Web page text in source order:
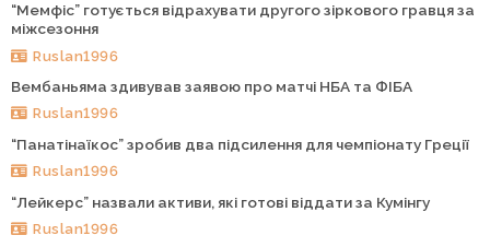
“Мемфіс” готується відрахувати другого зіркового гравця за
міжсезоння
Ruslan1996
Вембаньяма здивував заявою про матчі НБА та ФІБА
Ruslan1996
“Панатінаїкос” зробив два підсилення для чемпіонату Греції
Ruslan1996
“Лейкерс” назвали активи, які готові віддати за Кумінгу
Ruslan1996